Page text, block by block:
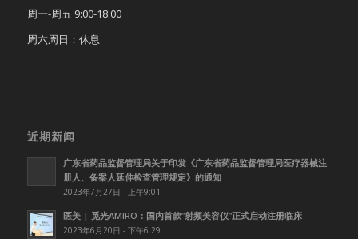
周一-周五 9:00-18:00
周六周日：休息
近期新闻
广东省药品监督管理局关于印发《广东省药品监督管理局医疗器械注
册人、备案人延伸检查管理规定》的通知
2023年7月27日 - 上午9:01
医美 | 觅光AMIRO：国内首款”射频美容仪”正式启动注册临床
2023年6月20日 - 下午6:29